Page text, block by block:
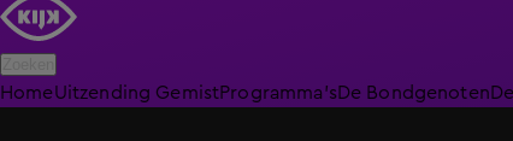
HomeUitzending GemistProgramma'sDe Bondgenoten